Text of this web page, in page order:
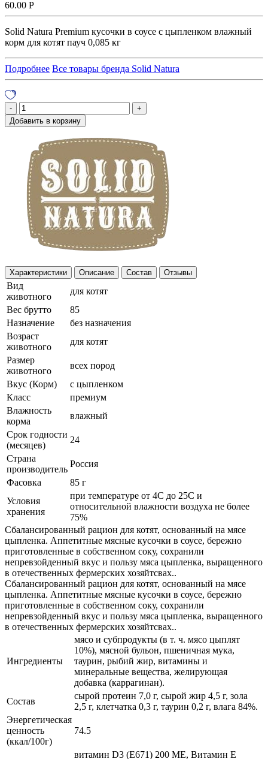
60.00 Р
Solid Natura Premium кусочки в соусе с цыпленком влажный
корм для котят пауч 0,085 кг
Подробнее Все товары бренда Solid Natura
Добавить в корзину
Характеристики Описание Состав Отзывы
Вид
животного
для котят
Вес брутто
85
Назначение
без назначения
Возраст
животного
для котят
Размер
животного
всех пород
Вкус (Корм)
с цыпленком
Класс
премиум
Влажность
корма
влажный
Срок годности
(месяцев)
24
Страна
производитель
Россия
Фасовка
85 г
Условия
хранения
при температуре от 4С до 25С и
относительной влажности воздуха не более
75%
Сбалансированный рацион для котят, основанный на мясе
цыпленка. Аппетитные мясные кусочки в соусе, бережно
приготовленные в собственном соку, сохранили
непревзойденный вкус и пользу мяса цыпленка, выращенного
в отечественных фермерских хозяйтсвах..
Сбалансированный рацион для котят, основанный на мясе
цыпленка. Аппетитные мясные кусочки в соусе, бережно
приготовленные в собственном соку, сохранили
непревзойденный вкус и пользу мяса цыпленка, выращенного
в отечественных фермерских хозяйтсвах..
Ингредиенты
мясо и субпродукты (в т. ч. мясо цыплят
10%), мясной бульон, пшеничная мука,
таурин, рыбий жир, витамины и
минеральные вещества, желирующая
добавка (каррагинан).
Состав
сырой протеин 7,0 г, сырой жир 4,5 г, зола
2,5 г, клетчатка 0,3 г, таурин 0,2 г, влага 84%.
Энергетическая
ценность
(ккал/100г)
74.5
витамин D3 (E671) 200 МЕ, Витамин Е